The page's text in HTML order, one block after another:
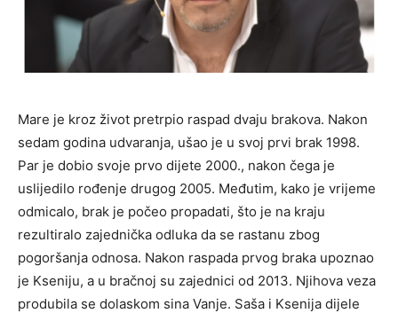
Mare je kroz život pretrpio raspad dvaju brakova. Nakon
sedam godina udvaranja, ušao je u svoj prvi brak 1998.
Par je dobio svoje prvo dijete 2000., nakon čega je
uslijedilo rođenje drugog 2005. Međutim, kako je vrijeme
odmicalo, brak je počeo propadati, što je na kraju
rezultiralo zajednička odluka da se rastanu zbog
pogoršanja odnosa. Nakon raspada prvog braka upoznao
je Kseniju, a u bračnoj su zajednici od 2013. Njihova veza
produbila se dolaskom sina Vanje. Saša i Ksenija dijele